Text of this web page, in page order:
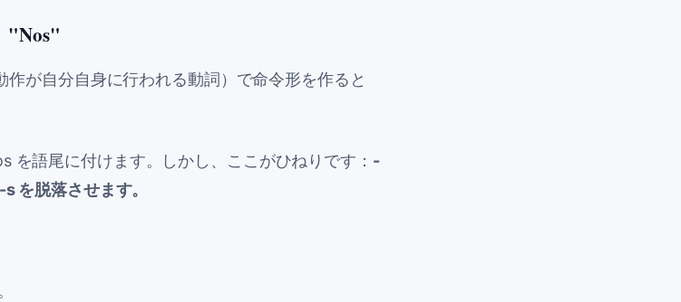
"Nos"
作が自分自身に行われる動詞）で命令形を作ると
を語尾に付けます。しかし、ここがひねりです： -
を脱落させます。